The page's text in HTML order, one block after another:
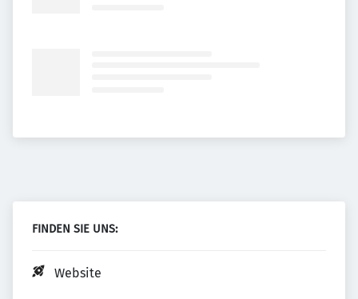
FINDEN SIE UNS:
Website